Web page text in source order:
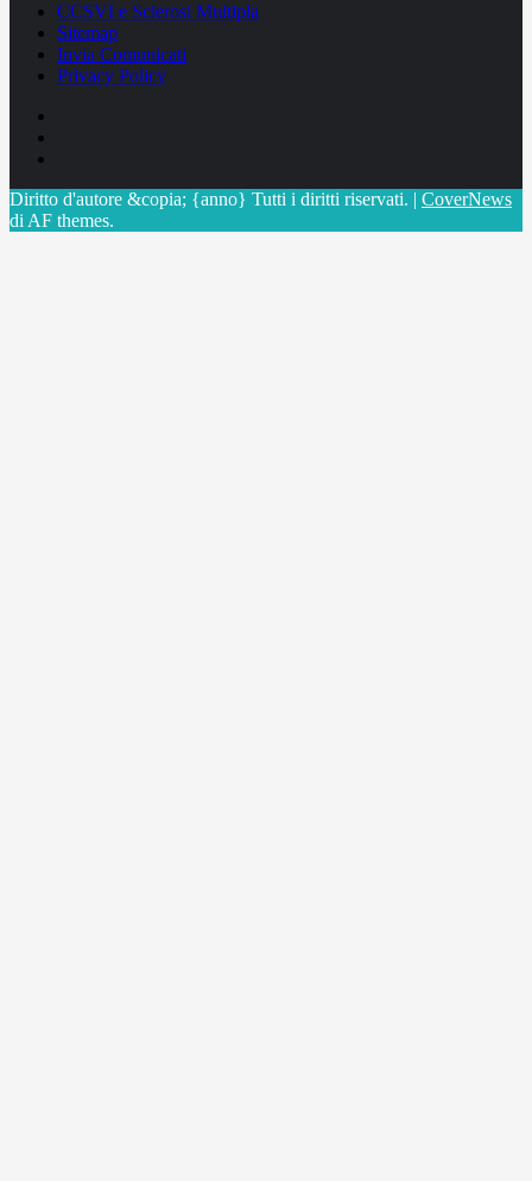
CCSVI e Sclerosi Multipla
Sitemap
Invia Comunicati
Privacy Policy
Diritto d'autore &copia; {anno} Tutti i diritti riservati. | CoverNews
di AF themes.